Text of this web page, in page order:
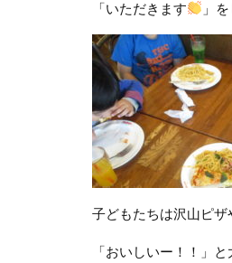
「いただきます 」
子どもたちは沢山ピ
「おいしいー！！」